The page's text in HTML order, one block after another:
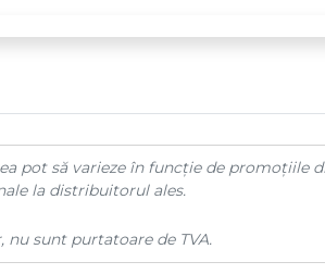
pot să varieze în funcție de
la distribuitorul ales.
sunt purtatoare de TVA.